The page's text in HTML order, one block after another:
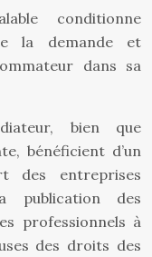
conditionne
la demande et
dans sa
bien que
bénéficient d’un
des entreprises
publication des
professionnels à
des droits des